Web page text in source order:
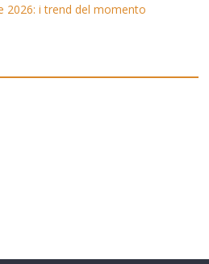
2026: i trend del momento